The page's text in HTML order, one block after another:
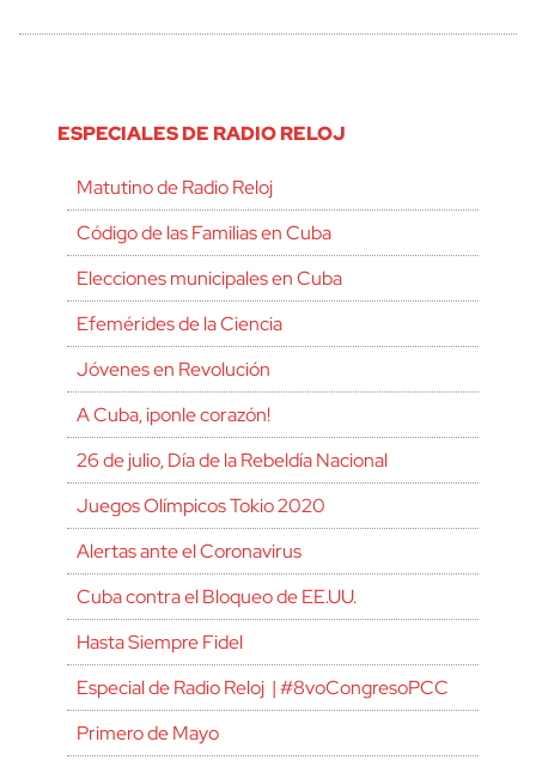
ESPECIALES DE RADIO RELOJ
Matutino de Radio Reloj
Código de las Familias en Cuba
Elecciones municipales en Cuba
Efemérides de la Ciencia
Jóvenes en Revolución
A Cuba, ¡ponle corazón!
26 de julio, Día de la Rebeldía Nacional
Juegos Olímpicos Tokio 2020
Alertas ante el Coronavirus
Cuba contra el Bloqueo de EE.UU.
Hasta Siempre Fidel
Especial de Radio Reloj | #8voCongresoPCC
Primero de Mayo